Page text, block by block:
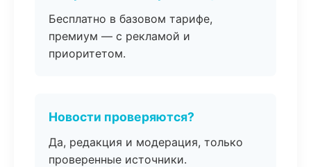
Бесплатно в базовом тарифе,
премиум — с рекламой и
приоритетом.
Новости проверяются?
Да, редакция и модерация, только
проверенные источники.